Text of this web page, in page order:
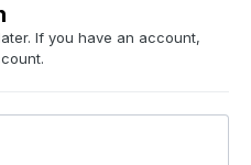
If you have an account,